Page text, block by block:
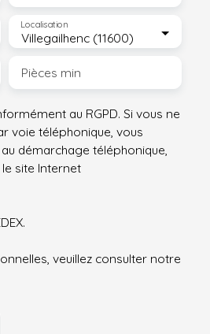
Villegailhenc (11600)
Localisation
Pièces min
au RGPD. Si vous ne
voie téléphonique, vous
démarchage téléphonique,
site Internet
veuillez consulter notre